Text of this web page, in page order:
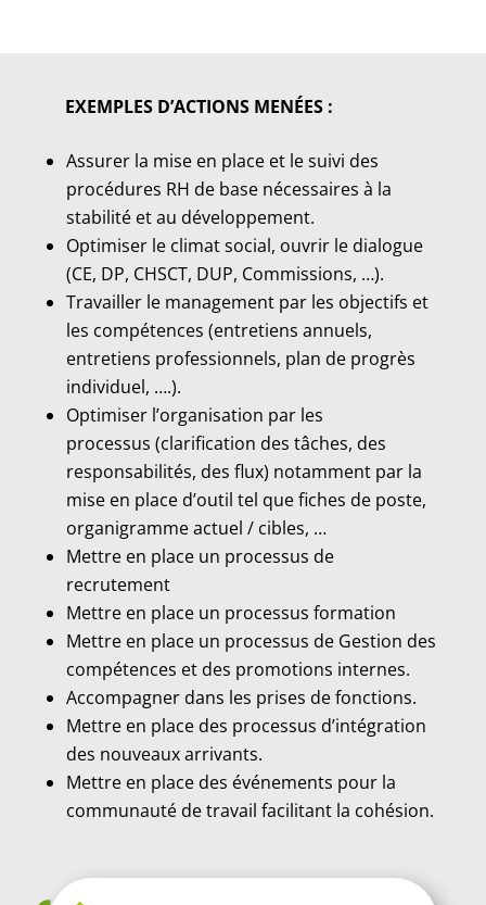
EXEMPLES D’ACTIONS MENÉES :
Assurer la mise en place et le suivi des
procédures RH de base nécessaires à la
stabilité et au développement.
Optimiser le climat social, ouvrir le dialogue
(CE, DP, CHSCT, DUP, Commissions, …).
Travailler le management par les objectifs et
les compétences (entretiens annuels,
entretiens professionnels, plan de progrès
individuel, ….).
Optimiser l’organisation par les
processus (clarification des tâches, des
responsabilités, des flux) notamment par la
mise en place d’outil tel que fiches de poste,
organigramme actuel / cibles, …
Mettre en place un processus de
recrutement
Mettre en place un processus formation
Mettre en place un processus de Gestion des
compétences et des promotions internes.
Accompagner dans les prises de fonctions.
Mettre en place des processus d’intégration
des nouveaux arrivants.
Mettre en place des événements pour la
communauté de travail facilitant la cohésion.